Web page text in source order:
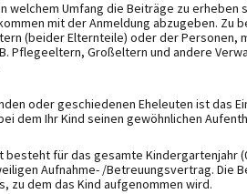
welchem Umfang die Beiträge zu erheben
mit der Anmeldung abzugeben. Zu
(beider Elternteile) oder der Personen,
Pflegeeltern, Großeltern und andere
oder geschiedenen Eheleuten ist das
dem Ihr Kind seinen gewöhnlichen
für das gesamte Kindergartenjahr
Aufnahme- /Betreuungsvertrag. Die
zu dem das Kind aufgenommen wird.